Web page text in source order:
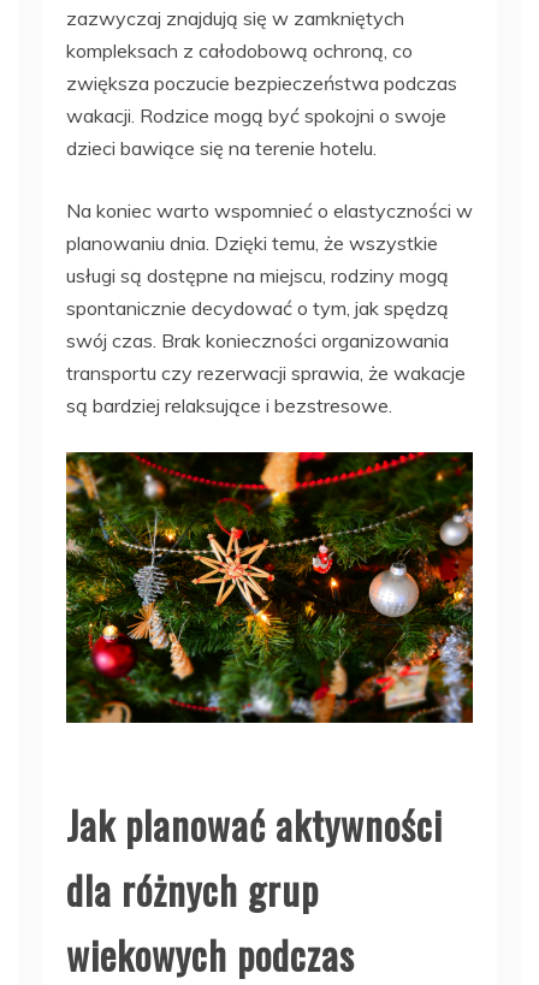
zazwyczaj znajdują się w zamkniętych
kompleksach z całodobową ochroną, co
zwiększa poczucie bezpieczeństwa podczas
wakacji. Rodzice mogą być spokojni o swoje
dzieci bawiące się na terenie hotelu.
Na koniec warto wspomnieć o elastyczności w
planowaniu dnia. Dzięki temu, że wszystkie
usługi są dostępne na miejscu, rodziny mogą
spontanicznie decydować o tym, jak spędzą
swój czas. Brak konieczności organizowania
transportu czy rezerwacji sprawia, że wakacje
są bardziej relaksujące i bezstresowe.
Jak planować aktywności
dla różnych grup
wiekowych podczas